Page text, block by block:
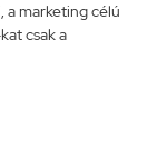
a marketing célú
csak a